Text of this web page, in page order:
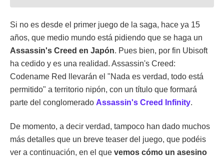
Si no es desde el primer juego de la saga, hace ya 15
años, que medio mundo está pidiendo que se haga un
Assassin's Creed en Japón. Pues bien, por fin Ubisoft
ha cedido y es una realidad. Assassin's Creed:
Codename Red llevarán el "Nada es verdad, todo está
permitido" a territorio nipón, con un título que formará
parte del conglomerado Assassin's Creed Infinity.
De momento, a decir verdad, tampoco han dado muchos
más detalles que un breve teaser del juego, que podéis
ver a continuación, en el que vemos cómo un asesino